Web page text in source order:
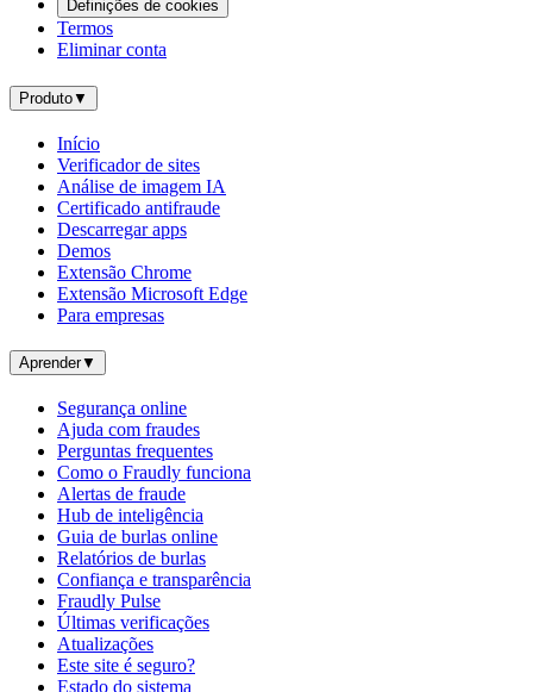
Definições de cookies
Termos
Eliminar conta
Produto▼
Início
Verificador de sites
Análise de imagem IA
Certificado antifraude
Descarregar apps
Demos
Extensão Chrome
Extensão Microsoft Edge
Para empresas
Aprender▼
Segurança online
Ajuda com fraudes
Perguntas frequentes
Como o Fraudly funciona
Alertas de fraude
Hub de inteligência
Guia de burlas online
Relatórios de burlas
Confiança e transparência
Fraudly Pulse
Últimas verificações
Atualizações
Este site é seguro?
Estado do sistema